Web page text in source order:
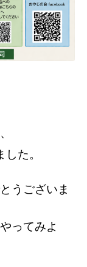
た。
うございま
ってみよ